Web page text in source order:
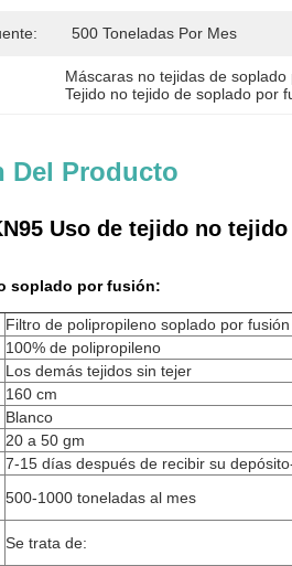
500 Toneladas Por Mes
Máscaras no tejidas de soplado
Tejido no tejido de soplado por
Del Producto
Uso de tejido no
soplado por fusión:
Filtro de polipropileno soplado por
100% de polipropileno
Los demás tejidos sin tejer
160 cm
Blanco
20 a 50 gm
7-15 días después de recibir su
500-1000 toneladas al mes
Se trata de: